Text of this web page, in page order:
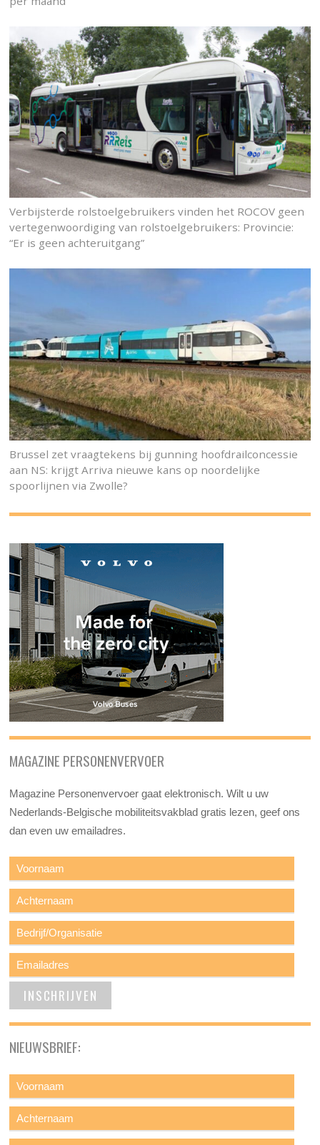
Verbijsterde rolstoelgebruikers vinden het ROCOV geen
vertegenwoordiging van rolstoelgebruikers: Provincie:
“Er is geen achteruitgang”
Brussel zet vraagtekens bij gunning hoofdrailconcessie
aan NS: krijgt Arriva nieuwe kans op noordelijke
spoorlijnen via Zwolle?
MAGAZINE PERSONENVERVOER
Magazine Personenvervoer gaat elektronisch. Wilt u uw
Nederlands-Belgische mobiliteitsvakblad gratis lezen, geef ons
dan even uw emailadres.
NIEUWSBRIEF: